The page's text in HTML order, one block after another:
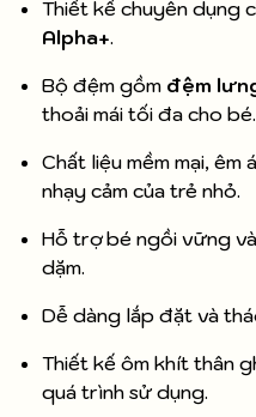
Thiết kế chuyên dụng
Alpha+.
Bộ đệm gồm đệm
thoải mái tối đa cho bé.
Chất liệu mềm mại, êm
nhạy cảm của trẻ nhỏ.
Hỗ trợ bé ngồi vững
dặm.
Dễ dàng lắp đặt và
Thiết kế ôm khít thân
quá trình sử dụng.